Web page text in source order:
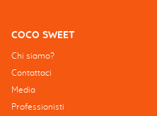
COCO SWEET
Chi siamo?
Contattaci
Media
Professionisti